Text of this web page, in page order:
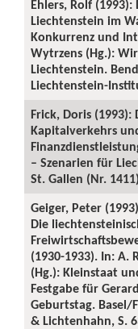
Ehlers, Rolf
Liechtenstein im
Konkurrenz und
Wytrzens (Hg.):
Liechtenstein.
Liechtenstein-
Frick, Doris (1993):
Kapitalverkehrs
– Szenarien für
St. Gallen (Nr.
Geiger, Peter
Die
(1930-1933). In: A.
(Hg.): Kleinstaat
Festgabe für
Geburtstag.
& Lichtenhahn, S.